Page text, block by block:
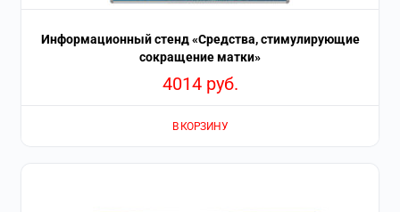
Информационный стенд «Средства, стимулирующие
сокращение матки»
4014 руб.
В КОРЗИНУ